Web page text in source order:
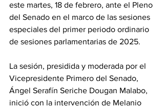
este martes, 18 de febrero, ante el Pleno
del Senado en el marco de las sesiones
especiales del primer periodo ordinario
de sesiones parlamentarias de 2025.
La sesión, presidida y moderada por el
Vicepresidente Primero del Senado,
Ángel Serafín Seriche Dougan Malabo,
inició con la intervención de Melanio